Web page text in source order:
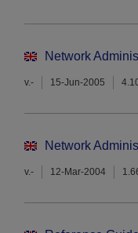
Network
v.- 15-Jun-2005
Network
v.- 12-Mar-2004